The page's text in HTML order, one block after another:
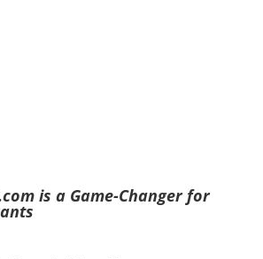
is a Game-Changer for